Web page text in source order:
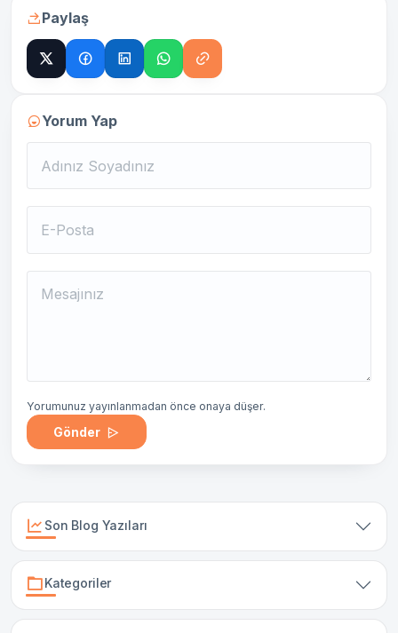
Paylaş
Yorum Yap
Yorumunuz yayınlanmadan önce onaya düşer.
Gönder
Son Blog Yazıları
Kategoriler